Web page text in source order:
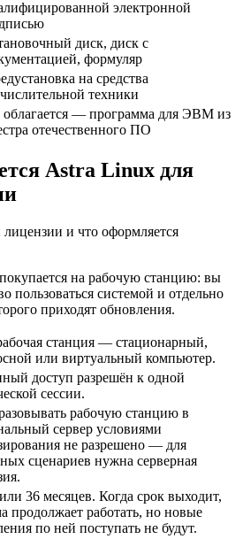
электронной
диск, диск с
формуляр
на средства
техники
— программа для ЭВМ из
отечественного ПО
Astra Linux для
и что оформляется
на рабочую станцию: вы
пользоваться системой и отдельно
приходят обновления.
станция — стационарный,
или виртуальный компьютер.
доступ разрешён к одной
сессии.
рабочую станцию в
сервер условиями
не разрешено — для
сценариев нужна серверная
36 месяцев. Когда срок выходит,
продолжает работать, но новые
по ней поступать не будут.